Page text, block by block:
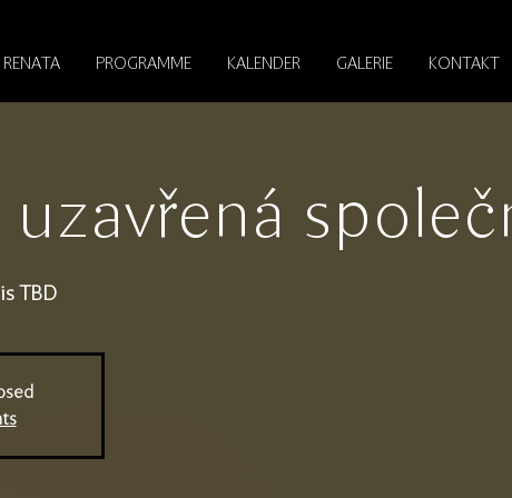
PROGRAMME KALENDER GALERIE KONTAKT
uzavřená
TBD